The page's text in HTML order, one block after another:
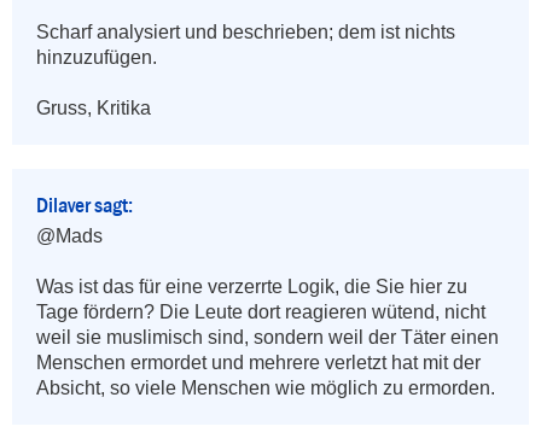
Scharf analysiert und beschrieben; dem ist nichts
hinzuzufügen.
Gruss, Kritika
Dilaver sagt:
@Mads
Was ist das für eine verzerrte Logik, die Sie hier zu
Tage fördern? Die Leute dort reagieren wütend, nicht
weil sie muslimisch sind, sondern weil der Täter einen
Menschen ermordet und mehrere verletzt hat mit der
Absicht, so viele Menschen wie möglich zu ermorden.